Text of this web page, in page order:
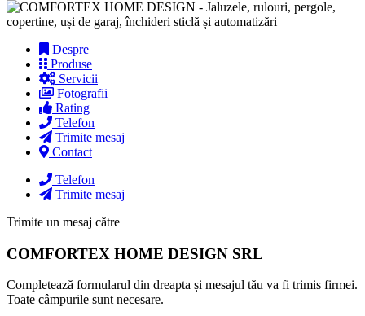
Despre
Produse
Servicii
Fotografii
Rating
Telefon
Trimite mesaj
Contact
Telefon
Trimite mesaj
Trimite un mesaj către
COMFORTEX HOME DESIGN SRL
Completează formularul din dreapta și mesajul tău va fi trimis firmei.
Toate câmpurile sunt necesare.